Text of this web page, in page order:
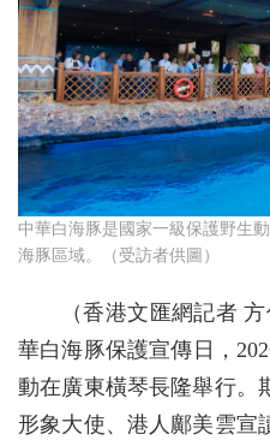
中華白海豚是國家一級保護野生
海豚區域。（受訪者供圖）
（香港文匯網記者
華白海豚保護宣傳日，
動在廣東橫琴長隆舉行。
形象大使、港人鄺美雲宣